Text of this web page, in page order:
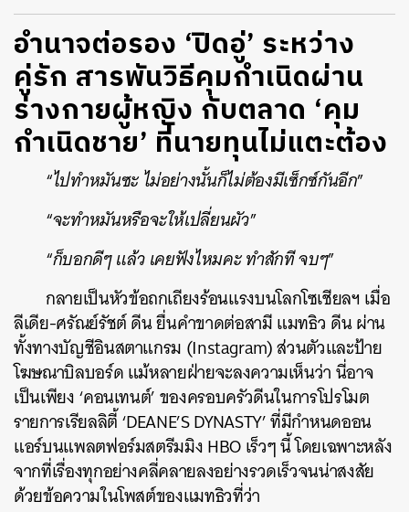
อำนาจต่อรอง ‘ปิดอู่’ ระหว่าง
คู่รัก สารพันวิธีคุมกำเนิดผ่าน
ร่างกายผู้หญิง กับตลาด ‘คุม
กำเนิดชาย’ ที่นายทุนไม่แตะต้อง
“ไปทำหมันซะ ไม่อย่างนั้นก็ไม่ต้องมีเซ็กซ์กันอีก”
“จะทำหมันหรือจะให้เปลี่ยนผัว”
“ก็บอกดีๆ แล้ว เคยฟังไหมคะ ทำสักที จบๆ”
กลายเป็นหัวข้อถกเถียงร้อนแรงบนโลกโซเชียลฯ เมื่อ
ลีเดีย-ศรัณย์รัชต์ ดีน ยื่นคำขาดต่อสามี แมทธิว ดีน ผ่าน
ทั้งทางบัญชีอินสตาแกรม (Instagram) ส่วนตัวและป้าย
โฆษณาบิลบอร์ด แม้หลายฝ่ายจะลงความเห็นว่า นี่อาจ
เป็นเพียง ‘คอนเทนต์’ ของครอบครัวดีนในการโปรโมต
รายการเรียลลิตี้ ‘DEANE’S DYNASTY’ ที่มีกำหนดออน
แอร์บนแพลตฟอร์มสตรีมมิง HBO เร็วๆ นี้ โดยเฉพาะหลัง
จากที่เรื่องทุกอย่างคลี่คลายลงอย่างรวดเร็วจนน่าสงสัย
ด้วยข้อความในโพสต์ของแมทธิวที่ว่า